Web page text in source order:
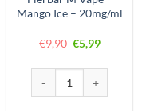
Mango Ice – 20mg/ml
€9,90 Ursprünglicher
Preis
€5,99Aktueller